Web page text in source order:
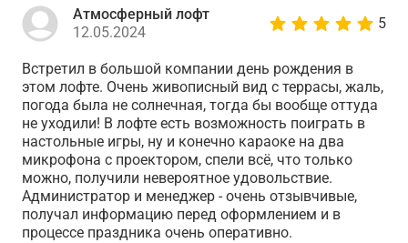
Атмосферный лофт
12.05.2024
5
Встретил в большой компании день рождения в
этом лофте. Очень живописный вид с террасы, жаль,
погода была не солнечная, тогда бы вообще оттуда
не уходили! В лофте есть возможность поиграть в
настольные игры, ну и конечно караоке на два
микрофона с проектором, спели всё, что только
можно, получили невероятное удовольствие.
Администратор и менеджер - очень отзывчивые,
получал информацию перед оформлением и в
процессе праздника очень оперативно.